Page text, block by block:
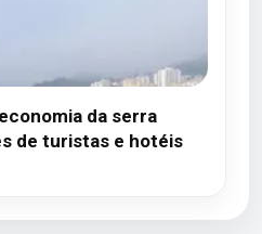
da serra
de turistas e hotéis